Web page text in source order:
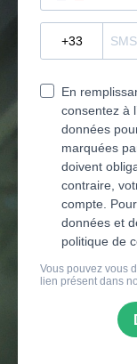
En
consentez à
données
marquées
doivent
contraire,
compte.
données et
politique de
Vous pouvez vous
lien présent dans